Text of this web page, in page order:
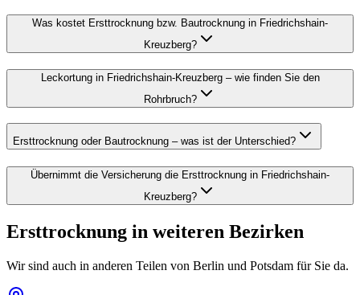
Was kostet Ersttrocknung bzw. Bautrocknung in Friedrichshain-
Kreuzberg?
Leckortung in Friedrichshain-Kreuzberg – wie finden Sie den
Rohrbruch?
Ersttrocknung oder Bautrocknung – was ist der Unterschied?
Übernimmt die Versicherung die Ersttrocknung in Friedrichshain-
Kreuzberg?
Ersttrocknung in weiteren Bezirken
Wir sind auch in anderen Teilen von Berlin und Potsdam für Sie da.